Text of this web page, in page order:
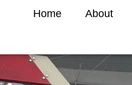
Home About